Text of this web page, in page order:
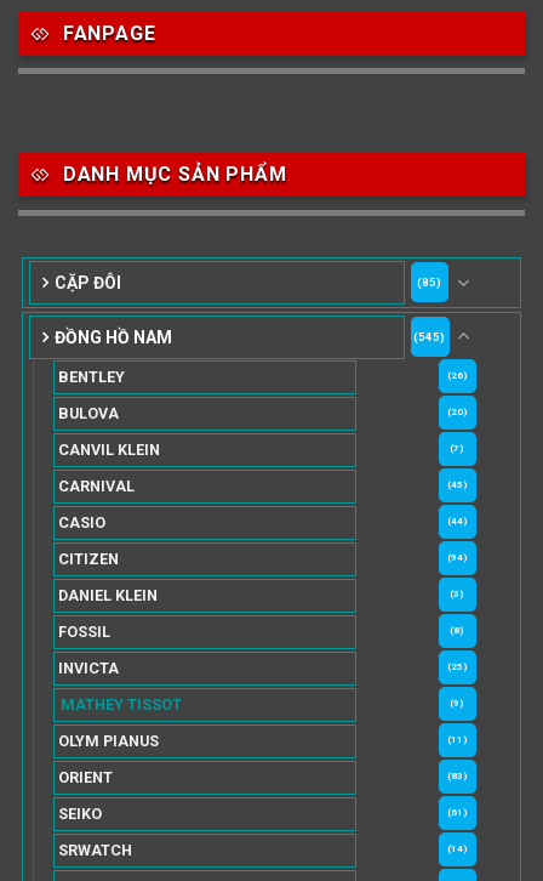
FANPAGE
DANH MỤC SẢN PHẨM
CẶP ĐÔI (85)
ĐỒNG HỒ NAM (545)
BENTLEY (26)
BULOVA (20)
CANVIL KLEIN (7)
CARNIVAL (45)
CASIO (44)
CITIZEN (94)
DANIEL KLEIN (3)
FOSSIL (8)
INVICTA (25)
MATHEY TISSOT (9)
OLYM PIANUS (11)
ORIENT (83)
SEIKO (61)
SRWATCH (14)